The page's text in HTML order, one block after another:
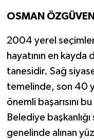
OSMAN
2004 yerel
hayatının en
tanesidir. Sağ
temelinde, son 40
önemli başarısını
Belediye
genelinde alınan